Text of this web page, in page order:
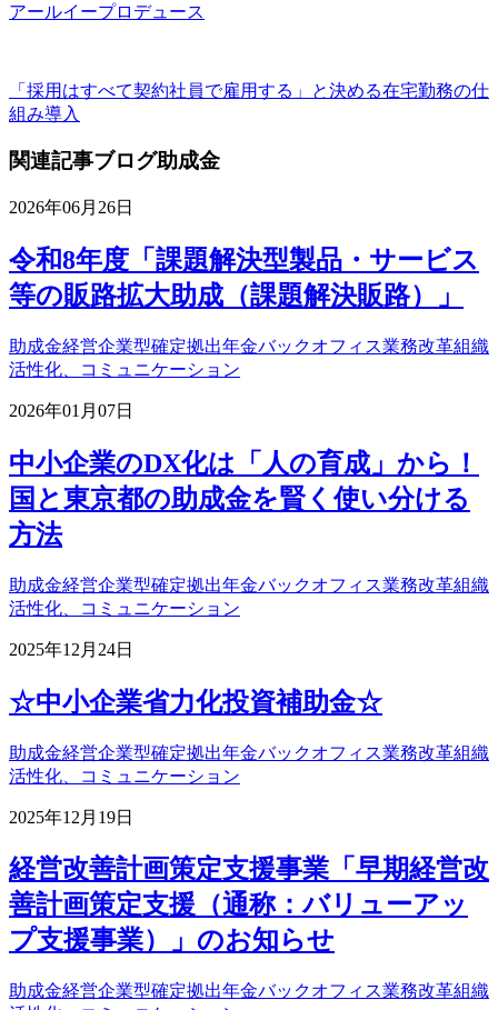
アールイープロデュース
「採用はすべて契約社員で雇用する」と決める在宅勤務の仕
組み導入
関連記事ブログ助成金
2026年06月26日
令和8年度「課題解決型製品・サービス
等の販路拡大助成（課題解決販路）」
助成金経営企業型確定拠出年金バックオフィス業務改革組織
活性化、コミュニケーション
2026年01月07日
中小企業のDX化は「人の育成」から！
国と東京都の助成金を賢く使い分ける
方法
助成金経営企業型確定拠出年金バックオフィス業務改革組織
活性化、コミュニケーション
2025年12月24日
☆中小企業省力化投資補助金☆
助成金経営企業型確定拠出年金バックオフィス業務改革組織
活性化、コミュニケーション
2025年12月19日
経営改善計画策定支援事業「早期経営改
善計画策定支援（通称：バリューアッ
プ支援事業）」のお知らせ
助成金経営企業型確定拠出年金バックオフィス業務改革組織